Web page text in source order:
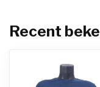
Recent